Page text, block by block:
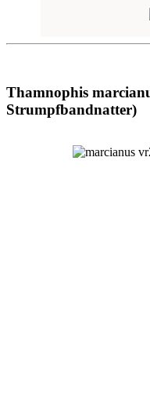
Thamnophis
Strumpfbandnatter)